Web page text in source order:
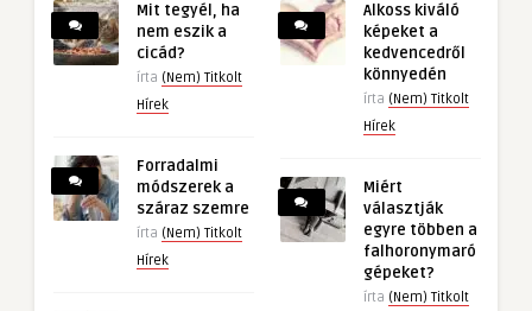
Mit tegyél, ha
nem eszik a
cicád?
írta (Nem) Titkolt
Hírek
Forradalmi
módszerek a
száraz szemre
írta (Nem) Titkolt
Hírek
Alkoss kiváló
képeket a
kedvencedről
könnyedén
írta (Nem) Titkolt
Hírek
Miért
választják
egyre többen a
falhoronymaró
gépeket?
írta (Nem) Titkolt